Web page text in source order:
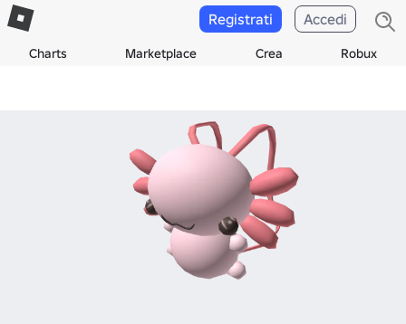
Charts Marketplace Crea Robux
Registrati Accedi